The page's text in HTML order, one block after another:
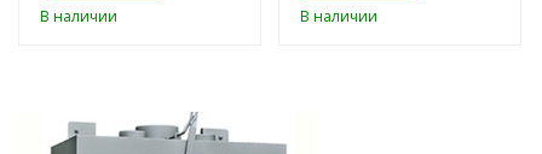
В наличии В наличии